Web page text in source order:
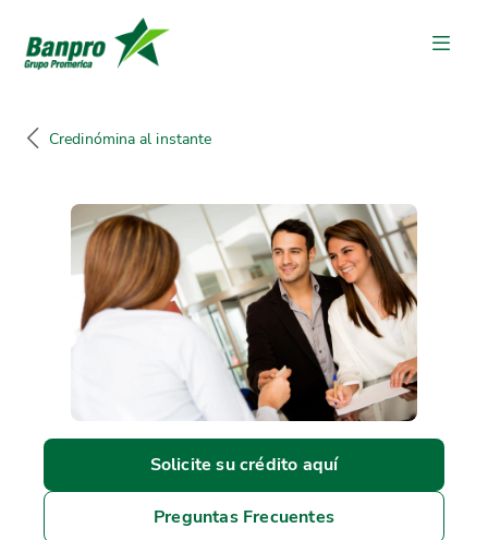
Credinómina al instante
Solicite su crédito aquí
Preguntas Frecuentes